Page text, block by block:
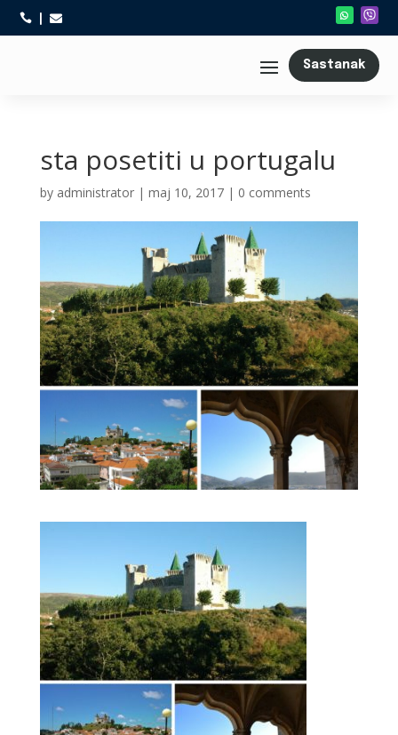
 
Sastanak
sta posetiti u portugalu
by administrator| maj 10, 2017| 0 comments